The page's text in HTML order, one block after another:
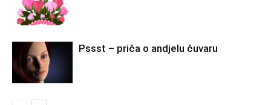
Pssst – priča o andjelu čuvaru